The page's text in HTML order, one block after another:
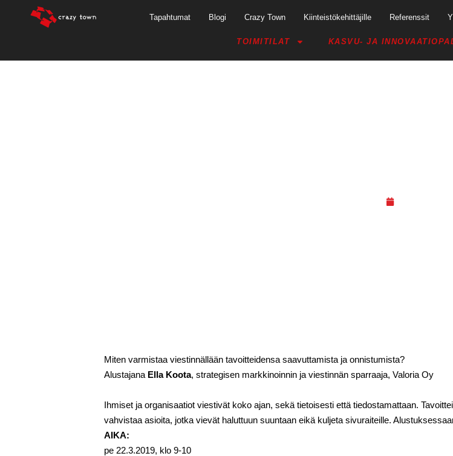
Tapahtumat Blogi Crazy Town Kiinteistökehittäjille Referenssit
TOIMITILAT KASVU- JA
Miten varmistaa viestinnällään tavoitteidensa saavuttamista ja onnistumista?
Alustajana Ella Koota, strategisen markkinoinnin ja viestinnän sparraaja, Valoria Oy
Ihmiset ja organisaatiot viestivät koko ajan, sekä tietoisesti että tiedostamattaan.
vahvistaa asioita, jotka vievät haluttuun suuntaan eikä kuljeta sivuraiteille.
AIKA:
pe 22.3.2019, klo 9-10